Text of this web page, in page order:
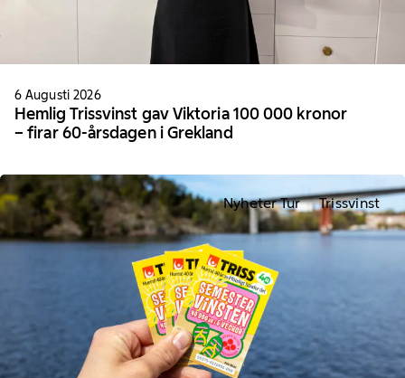
6 Augusti 2026
Hemlig Trissvinst gav Viktoria 100 000 kronor
– firar 60-årsdagen i Grekland
Nyheter Tur Trissvinst